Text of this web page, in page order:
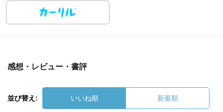
感想・レビュー・書評
並び替え: いいね順 新着順